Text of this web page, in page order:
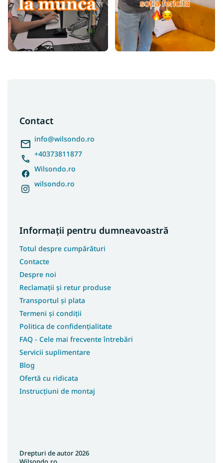
Contact
info@wilsondo.ro
+40373811877
Wilsondo.ro
wilsondo.ro
Informații pentru dumneavoastră
Totul despre cumpărături
Contacte
Despre noi
Reclamații și retur produse
Transportul și plata
Termeni și condiții
Politica de confidențialitate
FAQ - Cele mai frecvente întrebări
Servicii suplimentare
Blog
Ofertă cu ridicata
Instrucțiuni de montaj
Drepturi de autor 2026